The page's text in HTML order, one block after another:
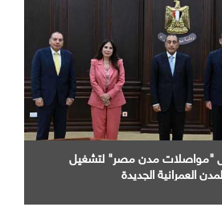
"مواصلات مدن مصر" لتشغيل
العمرانية الجديدة